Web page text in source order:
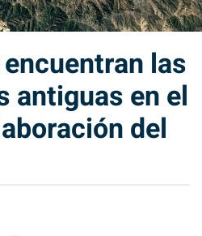
encuentran las
antiguas en el
del